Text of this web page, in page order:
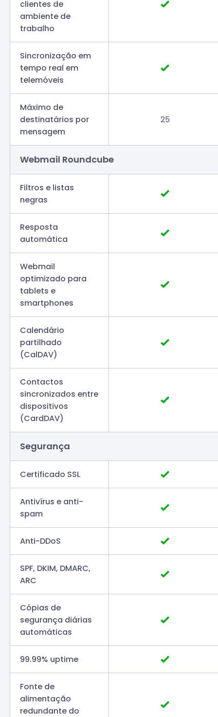
clientes de
ambiente de
trabalho
Sincronização em
tempo real em
telemóveis
Máximo de
destinatários por
mensagem
25
Webmail Roundcube
Filtros e listas
negras
Resposta
automática
Webmail
optimizado para
tablets e
smartphones
Calendário
partilhado
(CalDAV)
Contactos
sincronizados entre
dispositivos
(CardDAV)
Segurança
Certificado SSL
Antivírus e anti-
spam
Anti-DDoS
SPF, DKIM, DMARC,
ARC
Cópias de
segurança diárias
automáticas
99.99% uptime
Fonte de
alimentação
redundante do